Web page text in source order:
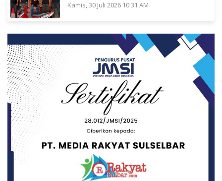
Kamis, 30 Juli 2026 10:31 AM